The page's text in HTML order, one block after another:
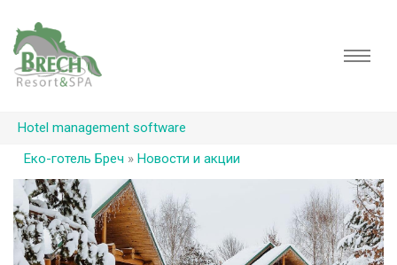
Hotel management software
Еко-готель Бреч » Новости и акции